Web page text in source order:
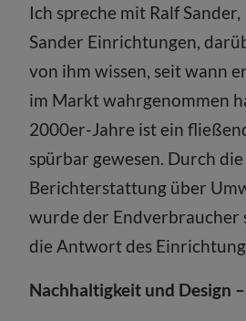
Ich spreche mit Ralf
Sander Einrichtungen,
von ihm wissen, seit wann
im Markt wahrgenommen
2000er-Jahre ist ein
spürbar gewesen. Durch
Berichterstattung über
wurde der Endverbraucher
die Antwort des
Nachhaltigkeit und Design